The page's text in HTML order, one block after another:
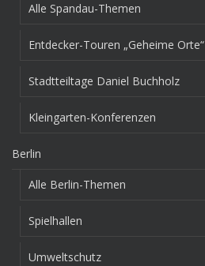
Alle Spandau-Themen
Entdecker-Touren „Geheime Orte“
Stadtteiltage Daniel Buchholz
Kleingarten-Konferenzen
Berlin
Alle Berlin-Themen
Spielhallen
Umweltschutz